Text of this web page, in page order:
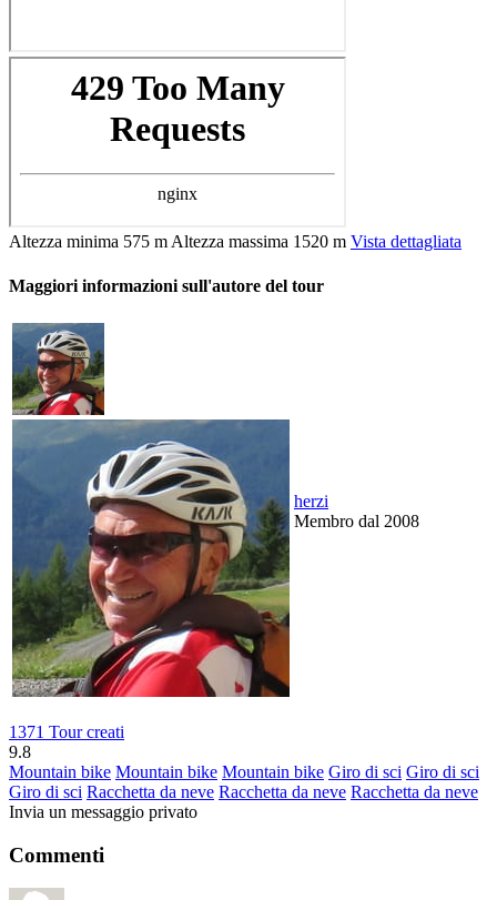
Altezza minima 575 m Altezza massima 1520 m Vista dettagliata
Maggiori informazioni sull'autore del tour
herzi
Membro dal 2008
1371 Tour creati
9.8
Mountain bike Mountain bike Mountain bike Giro di sci Giro di sci
Giro di sci Racchetta da neve Racchetta da neve Racchetta da neve
Invia un messaggio privato
Commenti